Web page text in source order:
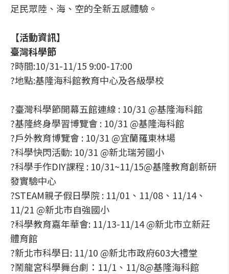
足民眾陸、海、空的全新五感體驗。
【活動資訊】
臺灣科學節
?時間:10/31-11/15 9:00-17:00
?地點:基隆海科館教育中心及各級學校
?臺灣科學節開幕五館連線 : 10/31 @基隆海科館
?基隆終身學習博覽會 : 10/31 @基隆海科館
?戶外教育博覽會 : 10/31 @宜蘭羅東林場
?科學快閃活動: 10/31 @新北瑞芳國小
?科學手作DIY課程 : 10/31~11/15@基隆教育創新研
發實驗中心
?STEAM親子假日學院 : 11/01、11/08、11/14、
11/21 @新北市自強國小
?科學教育嘉年華會: 11/13-11/14 @新北市立新莊
體育館
?新北市科學日: 11/10 @新北市政府603大禮堂
?鬧龍宮科學舞台劇：11/1、11/8@基隆海科館